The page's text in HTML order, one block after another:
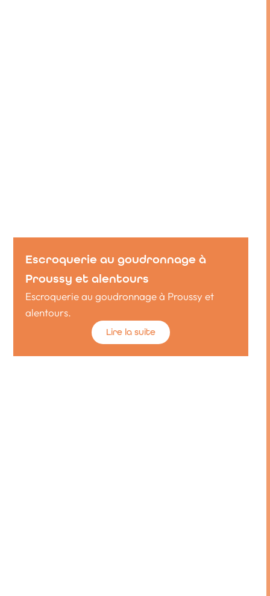
Escroquerie au goudronnage à
Proussy et alentours
Escroquerie au goudronnage à Proussy et
alentours.
Lire la suite